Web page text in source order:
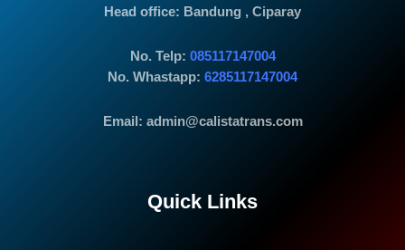
Head office: Bandung , Ciparay
No. Telp: 085117147004
No. Whastapp: 6285117147004
Email: admin@calistatrans.com
Quick Links